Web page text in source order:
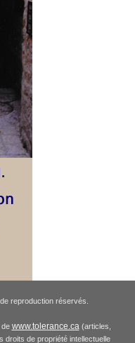
reproduction réservés.
de www.tolerance.ca(articles,
droits de propriété intellectuelle